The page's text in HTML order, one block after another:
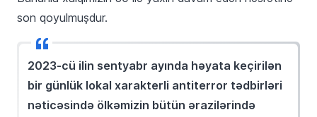
son qoyulmuşdur.
2023-cü ilin sentyabr ayında həyata keçirilən
bir günlük lokal xarakterli antiterror tədbirləri
nəticəsində ölkəmizin bütün ərazilərində